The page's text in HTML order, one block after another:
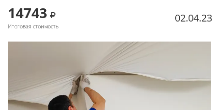
14743
Итоговая стоимость
02.04.23